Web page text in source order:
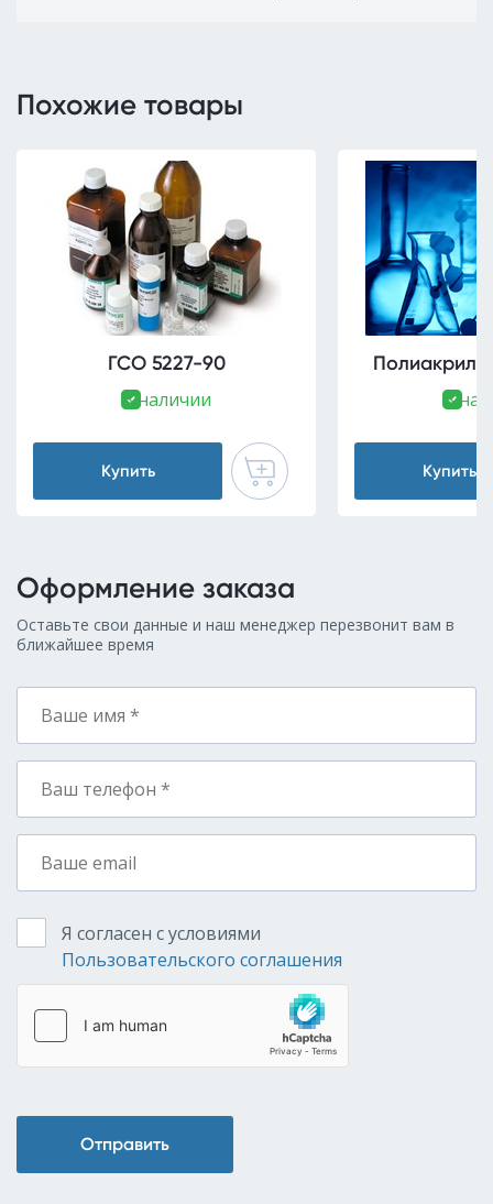
Похожие товары
ГСО 5227-90
В наличии
Купить
В
Купить
Оформление заказа
Оставьте свои данные и наш менеджер перезвонит вам в
ближайшее время
Я согласен с условиями
Пользовательского соглашения
Отправить